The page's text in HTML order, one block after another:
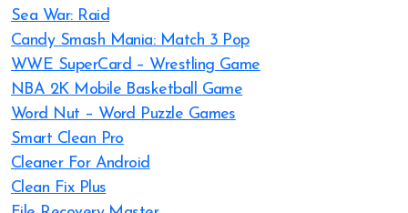
Sea War: Raid
Candy Smash Mania: Match 3 Pop
WWE SuperCard – Wrestling Game
NBA 2K Mobile Basketball Game
Word Nut – Word Puzzle Games
Smart Clean Pro
Cleaner For Android
Clean Fix Plus